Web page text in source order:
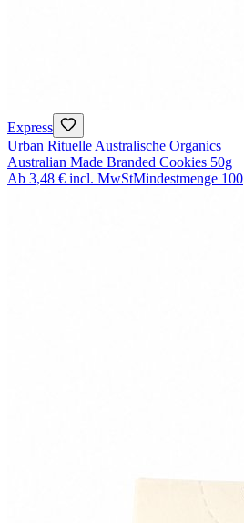
Express
Urban Rituelle Australische Organics
Australian Made Branded Cookies 50g
Ab 3,48 € incl. MwStMindestmenge 100